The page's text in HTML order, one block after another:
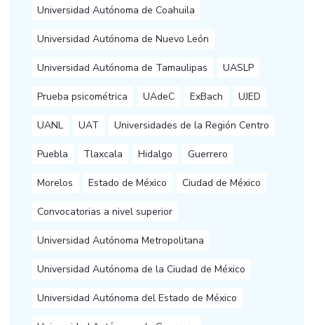
Universidad Autónoma de Coahuila
Universidad Autónoma de Nuevo León
Universidad Autónoma de Tamaulipas UASLP
Prueba psicométrica UAdeC ExBach UJED
UANL UAT Universidades de la Región Centro
Puebla Tlaxcala Hidalgo Guerrero
Morelos Estado de México Ciudad de México
Convocatorias a nivel superior
Universidad Autónoma Metropolitana
Universidad Autónoma de la Ciudad de México
Universidad Autónoma del Estado de México